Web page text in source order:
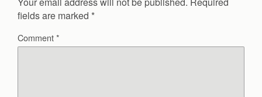
fields are marked *
Comment*